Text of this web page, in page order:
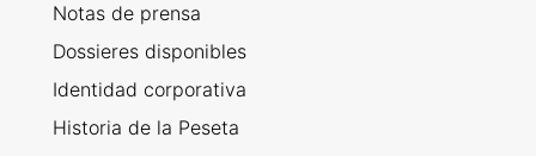
Notas de prensa
Dossieres disponibles
Identidad corporativa
Historia de la Peseta